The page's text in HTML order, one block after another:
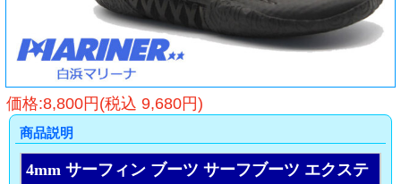
価格:8,800円(税込 9,680円)
商品説明
4mm サーフィン ブーツ サーフブーツ エクステ